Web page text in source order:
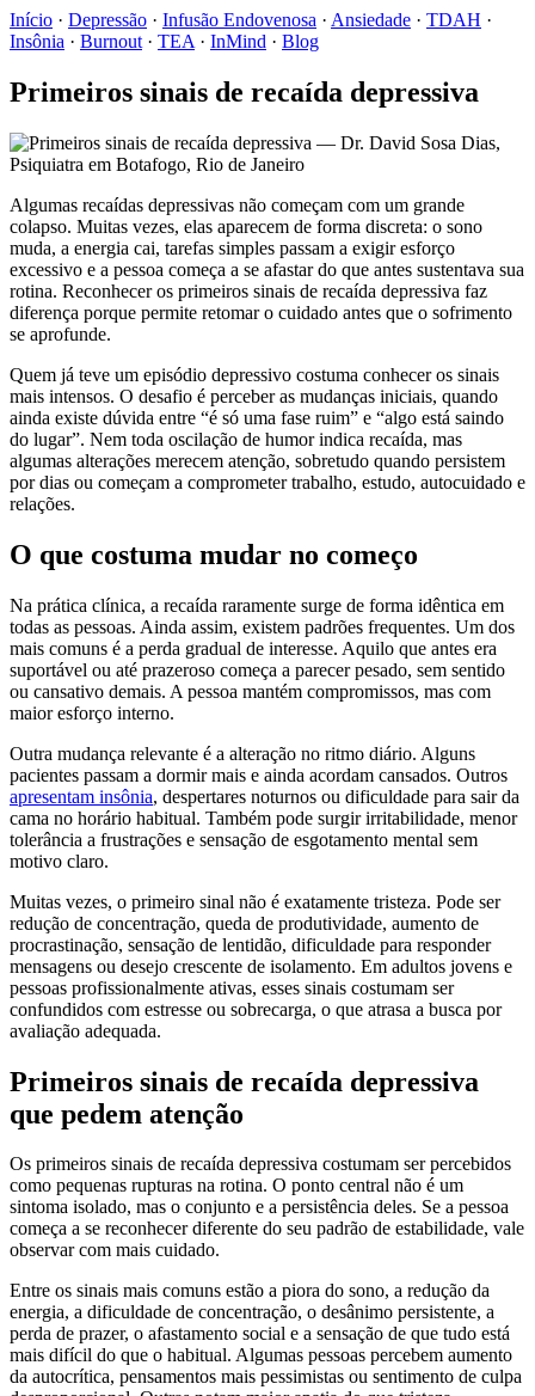
Início · Depressão · Infusão Endovenosa · Ansiedade · TDAH ·
Insônia · Burnout · TEA · InMind · Blog
Primeiros sinais de recaída depressiva
Algumas recaídas depressivas não começam com um grande
colapso. Muitas vezes, elas aparecem de forma discreta: o sono
muda, a energia cai, tarefas simples passam a exigir esforço
excessivo e a pessoa começa a se afastar do que antes sustentava sua
rotina. Reconhecer os primeiros sinais de recaída depressiva faz
diferença porque permite retomar o cuidado antes que o sofrimento
se aprofunde.
Quem já teve um episódio depressivo costuma conhecer os sinais
mais intensos. O desafio é perceber as mudanças iniciais, quando
ainda existe dúvida entre “é só uma fase ruim” e “algo está saindo
do lugar”. Nem toda oscilação de humor indica recaída, mas
algumas alterações merecem atenção, sobretudo quando persistem
por dias ou começam a comprometer trabalho, estudo, autocuidado e
relações.
O que costuma mudar no começo
Na prática clínica, a recaída raramente surge de forma idêntica em
todas as pessoas. Ainda assim, existem padrões frequentes. Um dos
mais comuns é a perda gradual de interesse. Aquilo que antes era
suportável ou até prazeroso começa a parecer pesado, sem sentido
ou cansativo demais. A pessoa mantém compromissos, mas com
maior esforço interno.
Outra mudança relevante é a alteração no ritmo diário. Alguns
pacientes passam a dormir mais e ainda acordam cansados. Outros
apresentam insônia, despertares noturnos ou dificuldade para sair da
cama no horário habitual. Também pode surgir irritabilidade, menor
tolerância a frustrações e sensação de esgotamento mental sem
motivo claro.
Muitas vezes, o primeiro sinal não é exatamente tristeza. Pode ser
redução de concentração, queda de produtividade, aumento de
procrastinação, sensação de lentidão, dificuldade para responder
mensagens ou desejo crescente de isolamento. Em adultos jovens e
pessoas profissionalmente ativas, esses sinais costumam ser
confundidos com estresse ou sobrecarga, o que atrasa a busca por
avaliação adequada.
Primeiros sinais de recaída depressiva
que pedem atenção
Os primeiros sinais de recaída depressiva costumam ser percebidos
como pequenas rupturas na rotina. O ponto central não é um
sintoma isolado, mas o conjunto e a persistência deles. Se a pessoa
começa a se reconhecer diferente do seu padrão de estabilidade, vale
observar com mais cuidado.
Entre os sinais mais comuns estão a piora do sono, a redução da
energia, a dificuldade de concentração, o desânimo persistente, a
perda de prazer, o afastamento social e a sensação de que tudo está
mais difícil do que o habitual. Algumas pessoas percebem aumento
da autocrítica, pensamentos mais pessimistas ou sentimento de culpa